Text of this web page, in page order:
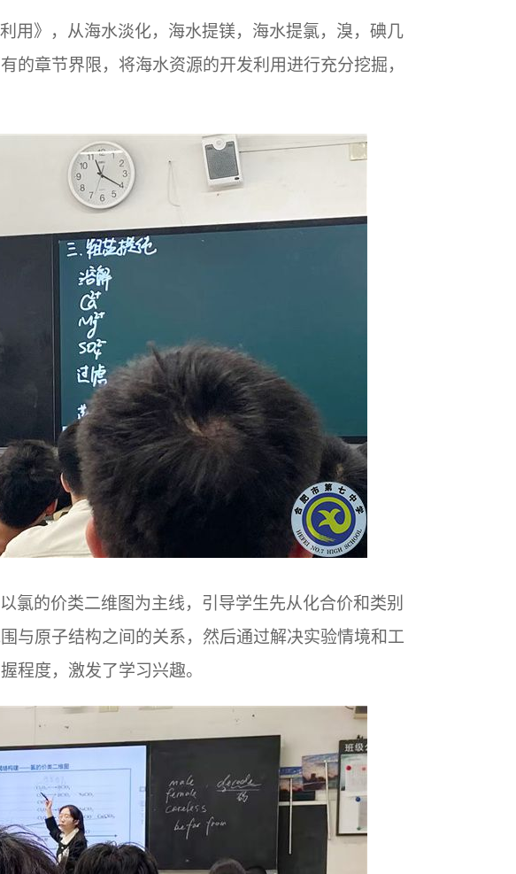
用》，从海水淡化，海水提镁，海水提氯，溴，碘几
的章节界限，将海水资源的开发利用进行充分挖掘，
氯的价类二维图为主线，引导学生先从化合价和类别
与原子结构之间的关系，然后通过解决实验情境和工
程度，激发了学习兴趣。